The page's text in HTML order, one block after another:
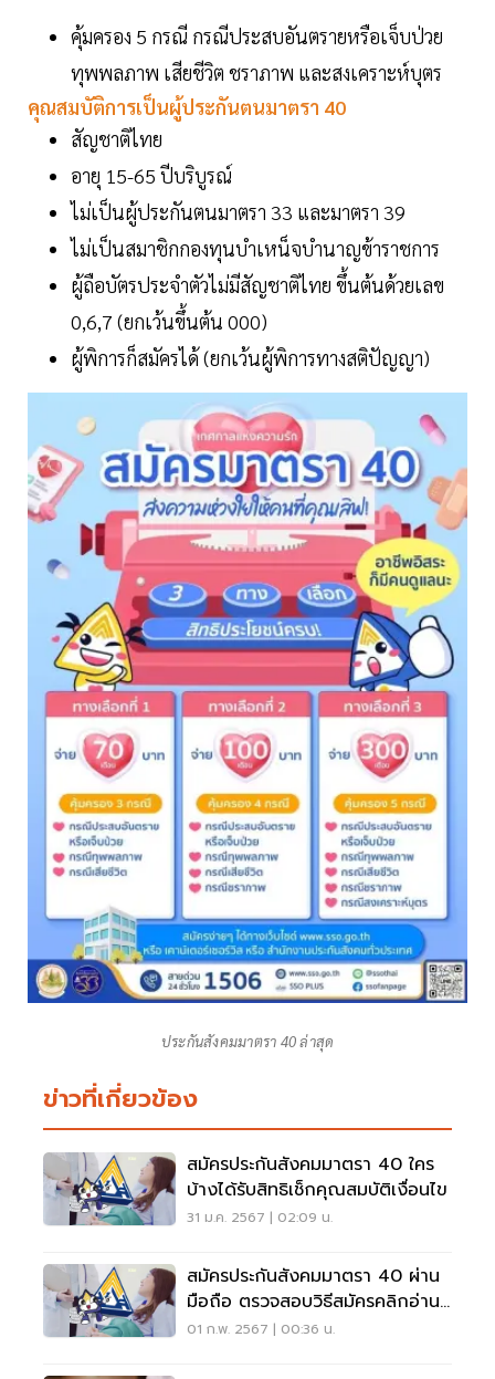
คุ้มครอง 5 กรณี กรณีประสบอันตรายหรือเจ็บป่วย
ทุพพลภาพ เสียชีวิต ชราภาพ และสงเคราะห์บุตร
คุณสมบัติการเป็นผู้ประกันตนมาตรา 40
สัญชาติไทย
อายุ 15-65 ปีบริบูรณ์
ไม่เป็นผู้ประกันตนมาตรา 33 และมาตรา 39
ไม่เป็นสมาชิกกองทุนบำเหน็จบำนาญข้าราชการ
ผู้ถือบัตรประจำตัวไม่มีสัญชาติไทย ขึ้นต้นด้วยเลข
0,6,7 (ยกเว้นขึ้นต้น 000)
ผู้พิการก็สมัครได้ (ยกเว้นผู้พิการทางสติปัญญา)
ประกันสังคมมาตรา 40 ล่าสุด
ข่าวที่เกี่ยวข้อง
สมัครประกันสังคมมาตรา 40 ใคร
บ้างได้รับสิทธิเช็กคุณสมบัติเงื่อนไข
31 ม.ค. 2567 | 02:09 น.
สมัครประกันสังคมมาตรา 40 ผ่าน
มือถือ ตรวจสอบวิธีสมัครคลิกอ่านที่
นี่
01 ก.พ. 2567 | 00:36 น.